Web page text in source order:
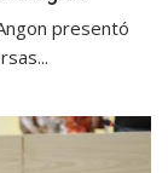
presentó